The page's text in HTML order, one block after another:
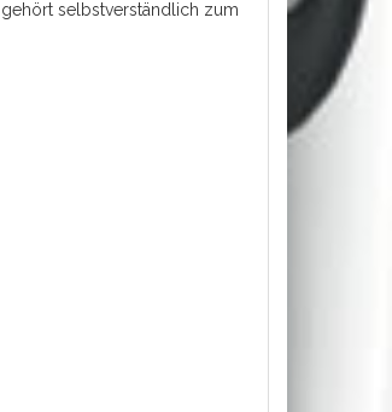
selbstverständlich zum